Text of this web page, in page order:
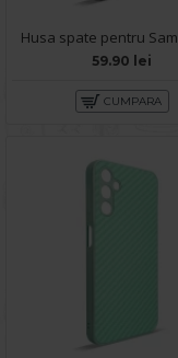
59.90 lei
CUMPARA